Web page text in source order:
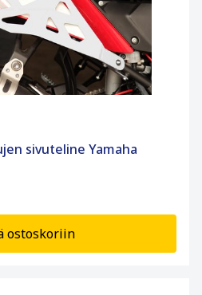
sivuteline Yamaha
ostoskoriin